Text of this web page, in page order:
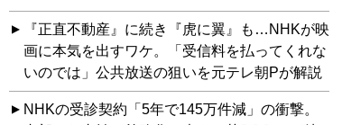
『正直不動産』に続き『虎に翼』も…NHKが映
画に本気を出すワケ。「受信料を払ってくれな
いのでは」公共放送の狙いを元テレ朝Pが解説
NHKの受診契約「5年で145万件減」の衝撃。